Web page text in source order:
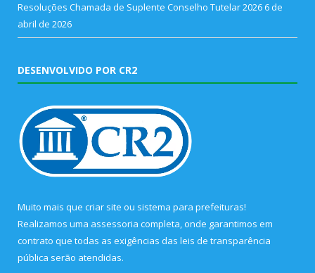
Resoluções Chamada de Suplente Conselho Tutelar 2026 6 de
abril de 2026
DESENVOLVIDO POR CR2
Muito mais que criar site ou sistema para prefeituras!
Realizamos uma assessoria completa, onde garantimos em
contrato que todas as exigências das leis de transparência
pública serão atendidas.